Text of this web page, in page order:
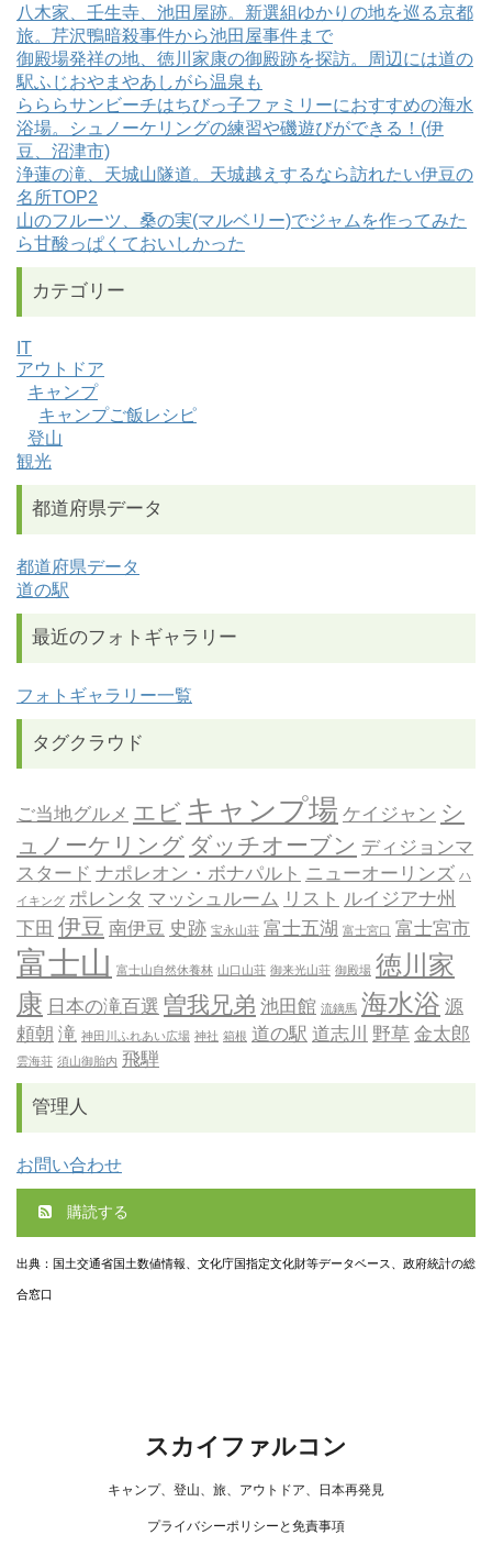
八木家、壬生寺、池田屋跡。新選組ゆかりの地を巡る京都
旅。芹沢鴨暗殺事件から池田屋事件まで
御殿場発祥の地、徳川家康の御殿跡を探訪。周辺には道の
駅ふじおやまやあしがら温泉も
らららサンビーチはちびっ子ファミリーにおすすめの海水
浴場。シュノーケリングの練習や磯遊びができる！(伊
豆、沼津市)
浄蓮の滝、天城山隧道。天城越えするなら訪れたい伊豆の
名所TOP2
山のフルーツ、桑の実(マルベリー)でジャムを作ってみた
ら甘酸っぱくておいしかった
カテゴリー
IT
アウトドア
キャンプ
キャンプご飯レシピ
登山
観光
都道府県データ
都道府県データ
道の駅
最近のフォトギャラリー
フォトギャラリー一覧
タグクラウド
ご当地グルメ エビ キャンプ場 ケイジャン シ
ュノーケリング ダッチオーブン ディジョンマ
スタード ナポレオン・ボナパルト ニューオーリンズ ハ
イキング ポレンタ マッシュルーム リスト ルイジアナ州
下田 伊豆 南伊豆 史跡 宝永山荘 富士五湖 富士宮口 富士宮市
富士山 富士山自然休養林 山口山荘 御来光山荘 御殿場 徳川家
康 日本の滝百選 曽我兄弟 池田館 流鏑馬 海水浴 源
頼朝 滝 神田川ふれあい広場 神社 箱根 道の駅 道志川 野草 金太郎
雲海荘 須山御胎内 飛騨
管理人
お問い合わせ
購読する
出典：国土交通省国土数値情報、文化庁国指定文化財等データベース、政府統計の総
合窓口
スカイファルコン
キャンプ、登山、旅、アウトドア、日本再発見
プライバシーポリシーと免責事項